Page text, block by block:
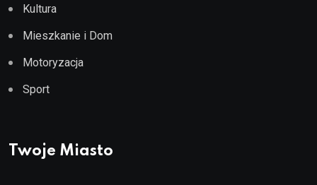
Kultura
Mieszkanie i Dom
Motoryzacja
Sport
Twoje Miasto